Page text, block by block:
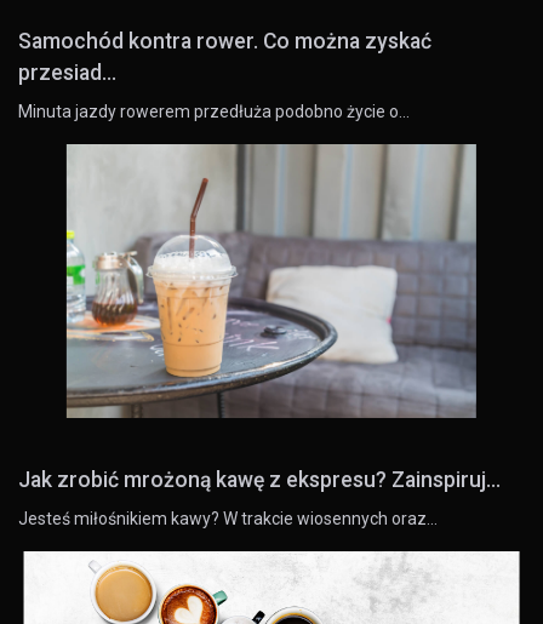
Samochód kontra rower. Co można zyskać
przesiad...
Minuta jazdy rowerem przedłuża podobno życie o…
Jak zrobić mrożoną kawę z ekspresu? Zainspiruj...
Jesteś miłośnikiem kawy? W trakcie wiosennych oraz…